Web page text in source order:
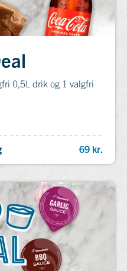
0,5L drik og 1 valgfri
69 kr.